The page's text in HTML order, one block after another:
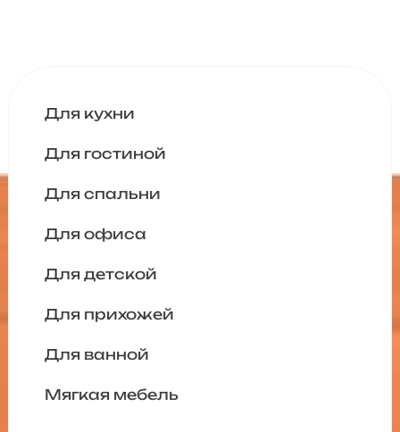
Для кухни
Для гостиной
Для спальни
Для офиса
Для детской
Для прихожей
Для ванной
Мягкая мебель